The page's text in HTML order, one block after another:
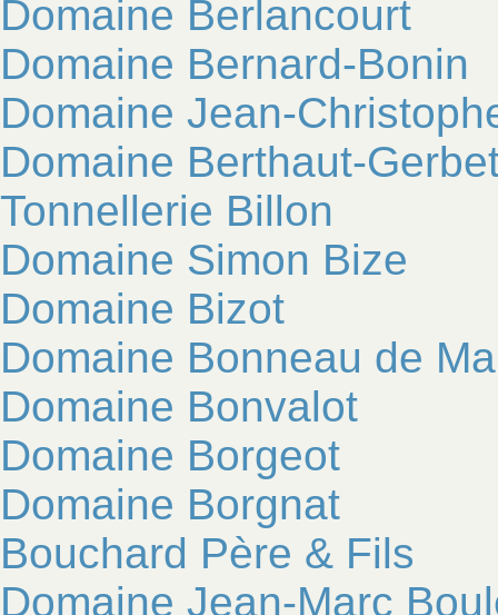
Domaine Berlancourt
Domaine Bernard-Bonin
Domaine Jean-
Domaine Berthaut-
Tonnellerie Billon
Domaine Simon Bize
Domaine Bizot
Domaine Bonneau de
Domaine Bonvalot
Domaine Borgeot
Domaine Borgnat
Bouchard Père & Fils
Domaine Jean-Marc